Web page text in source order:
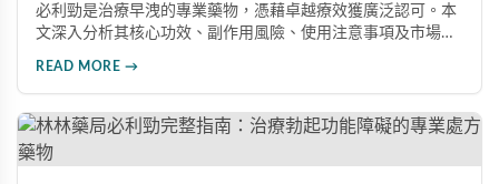
必利勁是治療早洩的專業藥物，憑藉卓越療效獲廣泛認可。本
文深入分析其核心功效、副作用風險、使用注意事項及市場發
READ MORE →